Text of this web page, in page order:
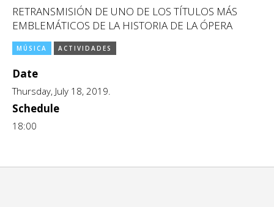
CCE en el interior/libros
Espacio itinerante de lectura infantil
Exposiciones
Formación
Género y Diversidad
Infantil y Juvenil
Letras
RETRANSMISIÓN DE UNO DE LOS TÍTULOS MÁS
EMBLEMÁTICOS DE LA HISTORIA DE LA ÓPERA
MÚSICA ACTIVIDADES
Date
Thursday, July 18, 2019.
Schedule
18:00